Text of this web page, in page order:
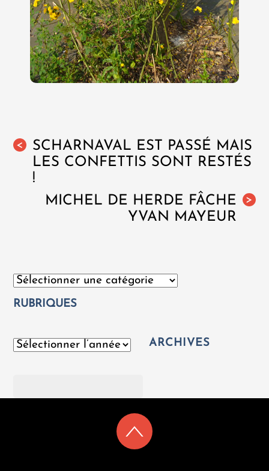
<
SCHARNAVAL EST PASSÉ MAIS
LES CONFETTIS SONT RESTÉS
!
>
MICHEL DE HERDE FÂCHE
YVAN MAYEUR
Catégories
RUBRIQUES
Archives ARCHIVES